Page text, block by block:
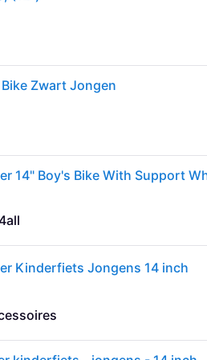
Bike Zwart Jongen
14" Boy's Bike With Support
Kinderfiets Jongens 14 inch